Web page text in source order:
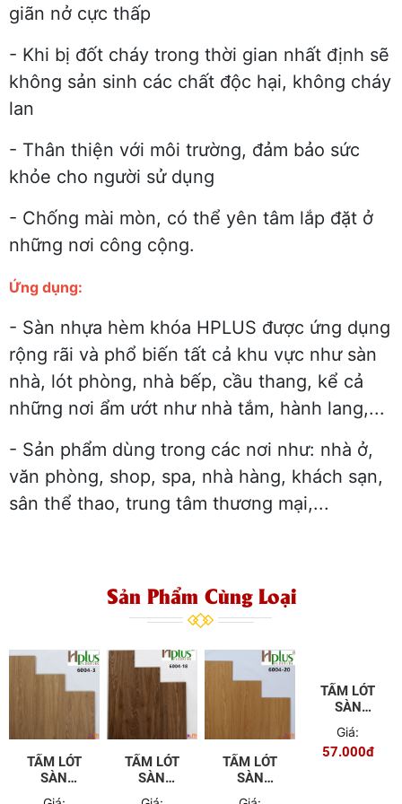
giãn nở cực thấp
- Khi bị đốt cháy trong thời gian nhất định sẽ
không sản sinh các chất độc hại, không cháy
lan
- Thân thiện với môi trường, đảm bảo sức
khỏe cho người sử dụng
- Chống mài mòn, có thể yên tâm lắp đặt ở
những nơi công cộng.
Ứng dụng:
- Sàn nhựa hèm khóa HPLUS được ứng dụng
rộng rãi và phổ biến tất cả khu vực như sàn
nhà, lót phòng, nhà bếp, cầu thang, kể cả
những nơi ẩm ướt như nhà tắm, hành lang,...
- Sản phẩm dùng trong các nơi như: nhà ở,
văn phòng, shop, spa, nhà hàng, khách sạn,
sân thể thao, trung tâm thương mại,...
Sản Phẩm Cùng Loại
TẤM LÓT
SÀN
HPLUS
TẤM LÓT
SÀN
HPLUS
TẤM LÓT
SÀN
HPLUS
TẤM LÓT